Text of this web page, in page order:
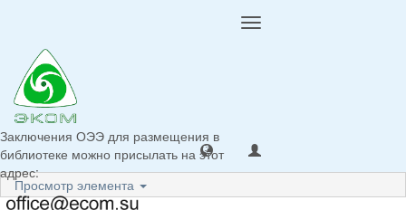
Toggle
Заключения ОЭЭ для размещения в
библиотеке можно присылать на этот
адрес:
Просмотр элемента